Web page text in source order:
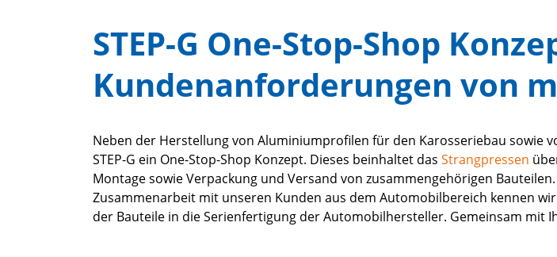
STEP-G One-Stop-Shop
Kundenanforderungen von
Neben der Herstellung von Aluminiumprofilen für den Karosseriebau sowie
STEP-G ein One-Stop-Shop Konzept. Dieses beinhaltet das Strangpressen
Montage sowie Verpackung und Versand von zusammengehörigen
Zusammenarbeit mit unseren Kunden aus dem Automobilbereich kennen
der Bauteile in die Serienfertigung der Automobilhersteller. Gemeinsam mit